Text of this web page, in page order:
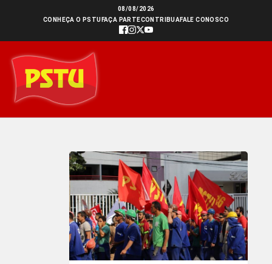
conteúdo
08/08/2026
CONHEÇA O PSTU FAÇA PARTECONTRIBUAFALE CONOSCO